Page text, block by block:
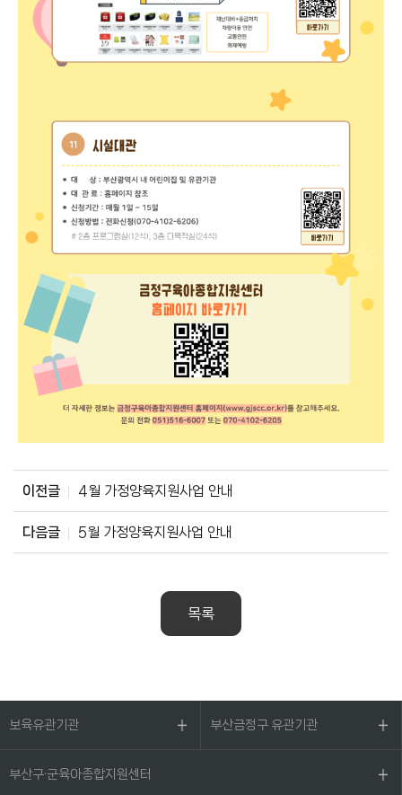
이전글 4월 가정양육지원사업 안내
다음글 5월 가정양육지원사업 안내
목록
보육유관기관 부산금정구 유관기관
부산구·군육아종합지원센터